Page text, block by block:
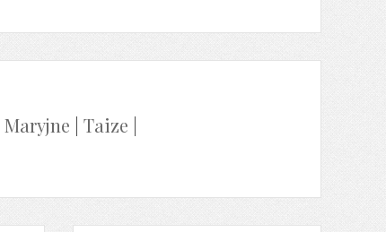
Maryjne Taize